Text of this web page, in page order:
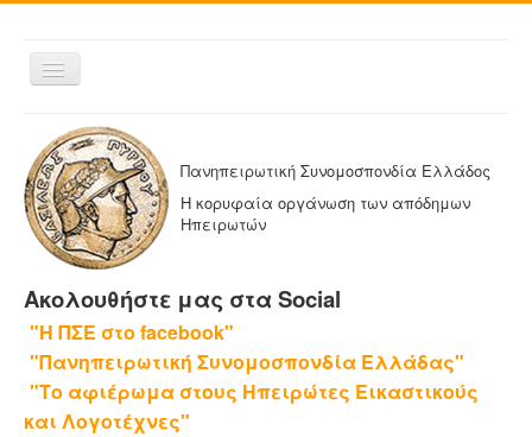
Εναλλαγή
πλοήγησης
ΑΡΧΙΚΗ
Η ΠΑΝΗΠΕΙΡΩΤΙΚΗ
ΔΕΛΤΙΑ ΤΥΠΟΥ
ΑΔΕΛΦΟΤΗΤΕΣ-ΟΜΟΣΠΟΝΔΙΕΣ
Η ΕΦΗΜΕΡΙΔΑ ΜΑΣ
ΕΦΗΜΕΡΙΔΕΣ ΑΔΕΛΦΟΤΗΤΩΝ
ΕΠΙΚΟΙΝΩΝΙΑ
Πανηπειρωτική Συνομοσπονδία Ελλάδος
Η κορυφαία οργάνωση των απόδημων
Ηπειρωτών
Ακολουθήστε μας στα Social
"Η ΠΣΕ στο facebook"
"Πανηπειρωτική Συνομοσπονδία Ελλάδας"
"Το αφιέρωμα στους Ηπειρώτες Εικαστικούς
και Λογοτέχνες"